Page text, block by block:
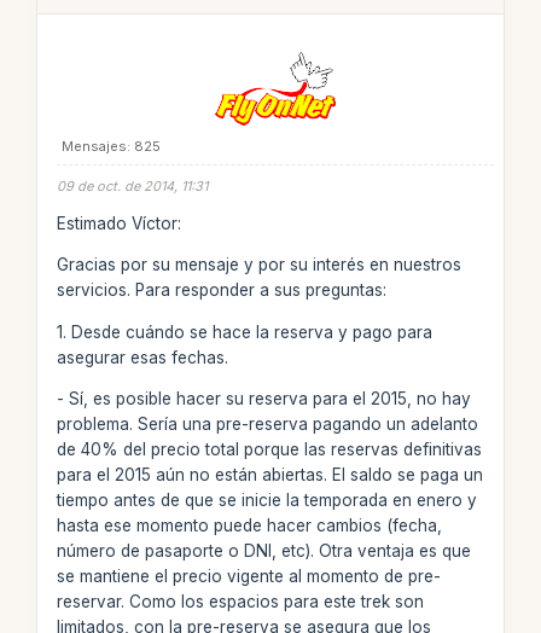
Mensajes: 825
09 de oct. de 2014, 11:31
Estimado Víctor:
Gracias por su mensaje y por su interés en nuestros
servicios. Para responder a sus preguntas:
1. Desde cuándo se hace la reserva y pago para
asegurar esas fechas.
- Sí, es posible hacer su reserva para el 2015, no hay
problema. Sería una pre-reserva pagando un adelanto
de 40% del precio total porque las reservas definitivas
para el 2015 aún no están abiertas. El saldo se paga un
tiempo antes de que se inicie la temporada en enero y
hasta ese momento puede hacer cambios (fecha,
número de pasaporte o DNI, etc). Otra ventaja es que
se mantiene el precio vigente al momento de pre-
reservar. Como los espacios para este trek son
limitados, con la pre-reserva se asegura que los